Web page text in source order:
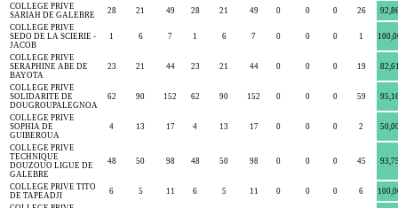
COLLEGE PRIVE
SARIAH DE GALEBRE
28 21 49 28 21 49 0 0 0 26
COLLEGE PRIVE
SEDO DE LA SCIERIE -
JACOB
1 6 7 1 6 7 0 0 0 1
COLLEGE PRIVE
SERAPHINE ABE DE
BAYOTA
23 21 44 23 21 44 0 0 0 19
COLLEGE PRIVE
SOLIDARITE DE
DOUGROUPALEGNOA
62 90 152 62 90 152 0 0 0 59
COLLEGE PRIVE
SOPHIA DE
GUIBEROUA
4 13 17 4 13 17 0 0 0 2
COLLEGE PRIVE
TECHNIQUE
DOUZOUO LIGUE DE
GALEBRE
48 50 98 48 50 98 0 0 0 45
COLLEGE PRIVE TITO
DE TAPEADJI
6 5 11 6 5 11 0 0 0 6